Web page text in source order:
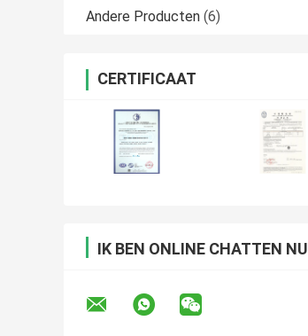
Andere Producten (6)
CERTIFICAAT
IK BEN ONLINE CHATTEN NU